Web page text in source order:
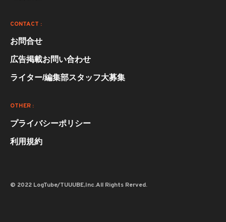
CONTACT :
お問合せ
広告掲載お問い合わせ
ライター/編集部スタッフ大募集
OTHER :
プライバシーポリシー
利用規約
© 2022 LogTube/TUUUBE,Inc.All Rights Rerved.